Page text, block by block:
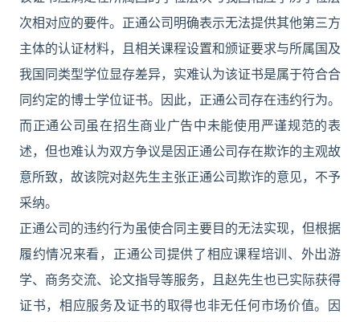
次相对应的要件。正通公司明确表示无法提供其他第三方
主体的认证材料，且相关课程设置和颁证要求与所属国及
我国同类型学位显存差异，实难认为该证书是属于符合合
同约定的博士学位证书。因此，正通公司存在违约行为。
而正通公司虽在招生商业广告中未能使用严谨规范的表
述，但也难认为双方争议是因正通公司存在欺诈的主观故
意所致，故该院对赵先生主张正通公司欺诈的意见，不予
采纳。
正通公司的违约行为虽使合同主要目的无法实现，但根据
履约情况来看，正通公司提供了相应课程培训、外出游
学、商务交流、论文指导等服务，且赵先生也已实际获得
证书，相应服务及证书的取得也非无任何市场价值。因